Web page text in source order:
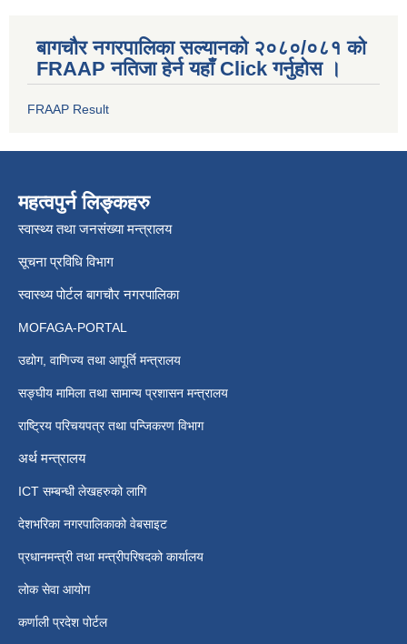
बागचौर नगरपालिका सल्यानको २०८०/०८१ को
FRAAP नतिजा हेर्न यहाँ Click गर्नुहोस ।
FRAAP Result
महत्वपुर्न लिङ्कहरु
स्वास्थ्य तथा जनसंख्या मन्त्रालय
सूचना प्रविधि विभाग
स्वास्थ्य पोर्टल बागचौर नगरपालिका
MOFAGA-PORTAL
उद्योग, वाणिज्य तथा आपूर्ति मन्त्रालय
सङ्घीय मामिला तथा सामान्य प्रशासन मन्त्रालय
राष्ट्रिय परिचयपत्र तथा पन्जिकरण विभाग
अर्थ मन्त्रालय
ICT सम्बन्धी लेखहरुको लागि
देशभरिका नगरपालिकाको वेबसाइट
प्रधानमन्त्री तथा मन्त्रीपरिषदको कार्यालय
लोक सेवा आयोग
कर्णाली प्रदेश पोर्टल